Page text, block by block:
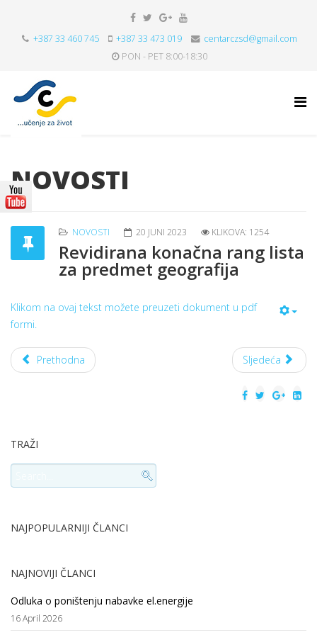
+387 33 460 745 +387 33 473 019
centarczsd@gmail.com
PON - PET 8:00-18:30
NOVOSTI
NOVOSTI 20 JUNI 2023 KLIKOVA: 1254
Revidirana konačna rang lista
za predmet geografija
Klikom na ovaj tekst možete preuzeti dokument u pdf
formi.
Prethodna Sljedeća
TRAŽI
NAJPOPULARNIJI ČLANCI
NAJNOVIJI ČLANCI
Odluka o poništenju nabavke el.energije
16 April 2026